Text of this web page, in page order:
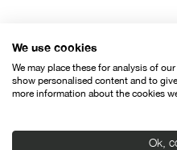
Organiza:
We use cookies
We may place these for analysis of
show personalised content and to
more information about the cookies
Ok,